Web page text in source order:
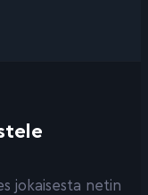
jokaisesta netin